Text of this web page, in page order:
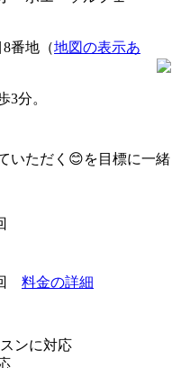
番地（地図の表示あ
3分。
いただく😊を目標に一緒
料金の詳細